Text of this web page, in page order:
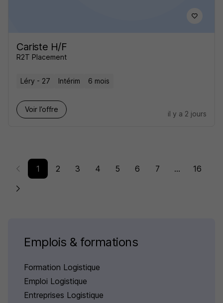
Cariste H/F
R2T Placement
Léry - 27 Intérim 6 mois
Voir l’offre
il y a 2 jours
1 2 3 4 5 6 7 ... 16
Emplois & formations
Formation Logistique
Emploi Logistique
Entreprises Logistique